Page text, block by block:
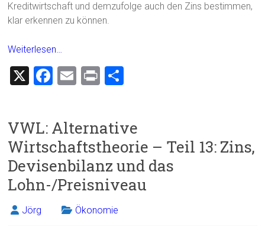
Kreditwirtschaft und demzufolge auch den Zins bestimmen,
klar erkennen zu können.
Weiterlesen…
X
F
b
o
ok
E
l
Pr
n
VWL: Alternative
Wirtschaftstheorie – Teil 13: Zins,
Devisenbilanz und das
Lohn-/Preisniveau
Jörg Ökonomie